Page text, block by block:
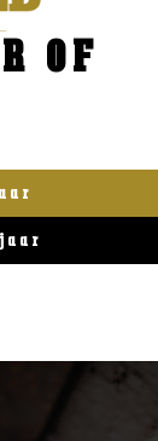
BESTELLEN
OF